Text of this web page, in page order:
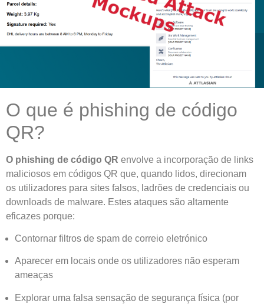
O que é phishing de código
QR?
O phishing de código QR envolve a incorporação de links
maliciosos em códigos QR que, quando lidos, direcionam
os utilizadores para sites falsos, ladrões de credenciais ou
downloads de malware. Estes ataques são altamente
eficazes porque:
Contornar filtros de spam de correio eletrónico
Aparecer em locais onde os utilizadores não esperam
ameaças
Explorar uma falsa sensação de segurança física (por